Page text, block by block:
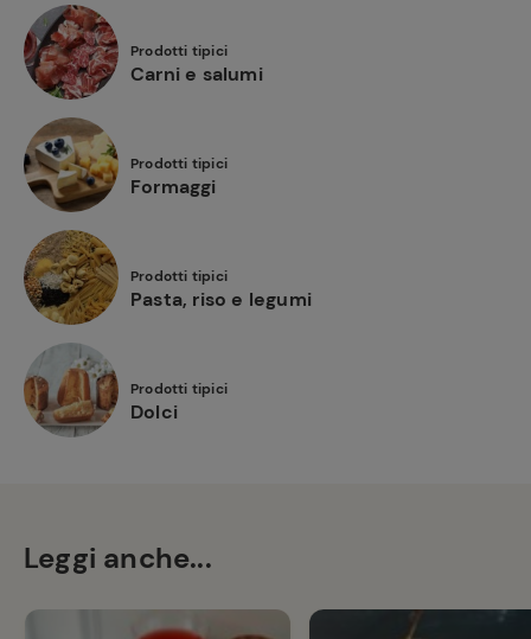
Prodotti tipici
Carni e salumi
Prodotti tipici
Formaggi
Prodotti tipici
Pasta, riso e legumi
Prodotti tipici
Dolci
Leggi anche...